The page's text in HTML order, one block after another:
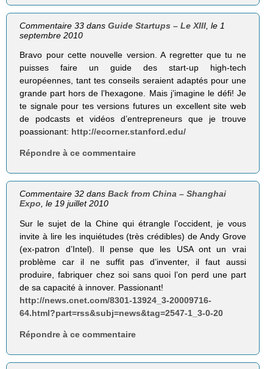
Commentaire 33 dansGuide Startups – Le XIII, le 1
septembre 2010
Bravo pour cette nouvelle version. A regretter que tu ne
puisses faire un guide des start-up high-tech
européennes, tant tes conseils seraient adaptés pour une
grande part hors de l’hexagone. Mais j’imagine le défi! Je
te signale pour tes versions futures un excellent site web
de podcasts et vidéos d’entrepreneurs que je trouve
poassionant: http://ecorner.stanford.edu/
Répondre à ce commentaire
Commentaire 32 dansBack from China – Shanghai
Expo, le 19 juillet 2010
Sur le sujet de la Chine qui étrangle l’occident, je vous
invite à lire les inquiétudes (très crédibles) de Andy Grove
(ex-patron d’Intel). Il pense que les USA ont un vrai
problème car il ne suffit pas d’inventer, il faut aussi
produire, fabriquer chez soi sans quoi l’on perd une part
de sa capacité à innover. Passionant!
http://news.cnet.com/8301-13924_3-20009716-
64.html?part=rss&subj=news&tag=2547-1_3-0-20
Répondre à ce commentaire